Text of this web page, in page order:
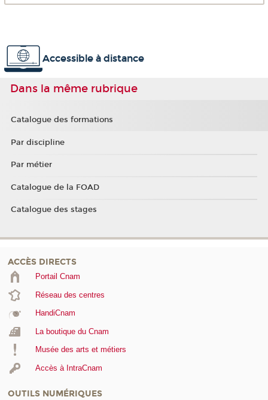
Accessible à distance
Dans la même rubrique
Catalogue des formations
Par discipline
Par métier
Catalogue de la FOAD
Catalogue des stages
ACCÈS DIRECTS
Portail Cnam
Réseau des centres
HandiCnam
La boutique du Cnam
Musée des arts et métiers
Accès à IntraCnam
OUTILS NUMÉRIQUES